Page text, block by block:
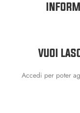
VUOI
Accedi per poter